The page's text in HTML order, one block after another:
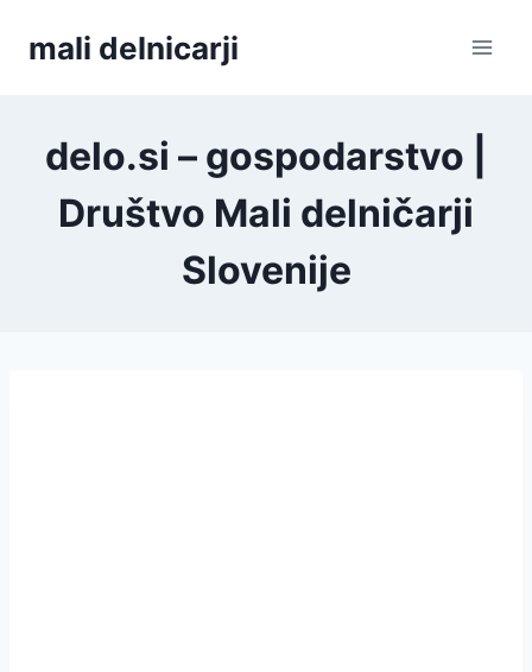
mali delnicarji
delo.si – gospodarstvo |
Društvo Mali delničarji
Slovenije